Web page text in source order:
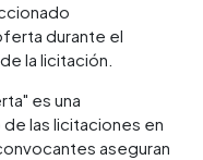
durante el
la licitación.
es una
las licitaciones en
aseguran